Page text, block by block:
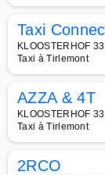
Taxi
KLOOSTERHOF
Taxi à Tirlemont
AZZA & 4T
KLOOSTERHOF
Taxi à Tirlemont
2RCO